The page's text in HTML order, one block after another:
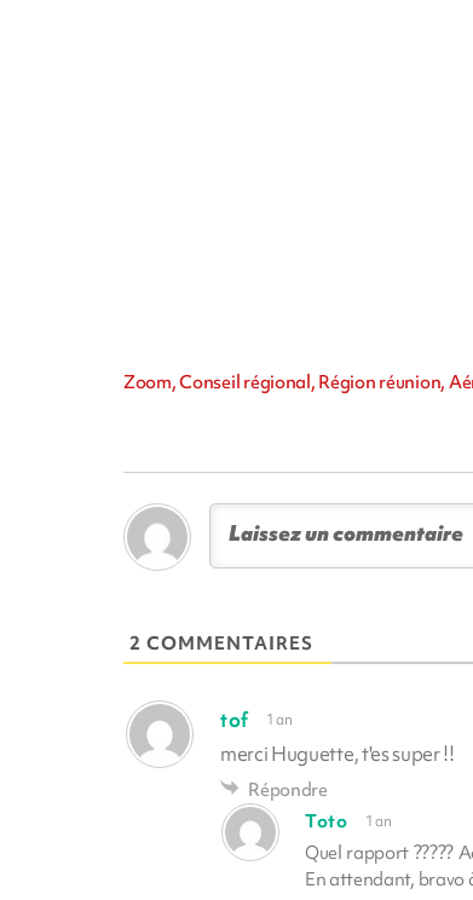
Zoom, Conseil régional, Région réunion,
2 COMMENTAIRES
tof 1 an
merci Huguette, t'es super !!
Répondre
Toto
1 an
Quel rapport ?????
En attendant, bravo